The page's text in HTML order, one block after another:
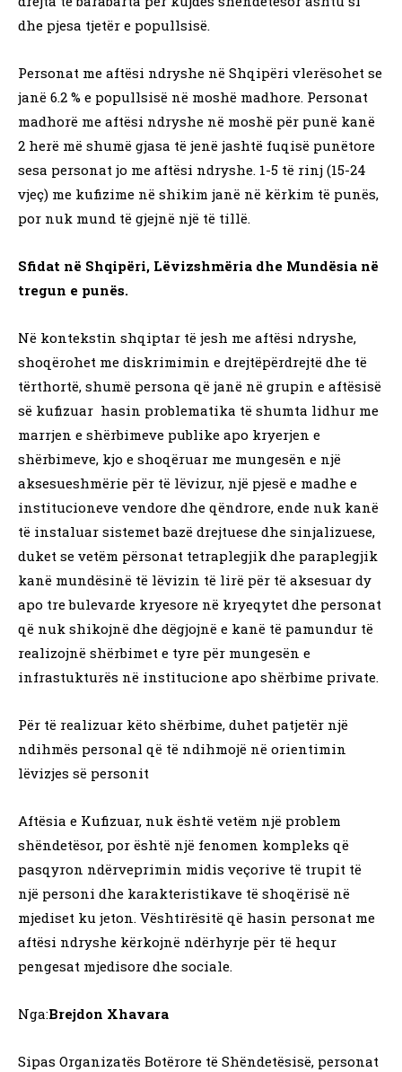
dhe pjesa tjetër e popullsisë.
Personat me aftësi ndryshe në Shqipëri vlerësohet se
janë 6.2 % e popullsisë në moshë madhore. Personat
madhorë me aftësi ndryshe në moshë për punë kanë
2 herë më shumë gjasa të jenë jashtë fuqisë punëtore
sesa personat jo me aftësi ndryshe. 1-5 të rinj (15-24
vjeç) me kufizime në shikim janë në kërkim të punës,
por nuk mund të gjejnë një të tillë.
Sfidat në Shqipëri, Lëvizshmëria dhe Mundësia në
tregun e punës.
Në kontekstin shqiptar të jesh me aftësi ndryshe,
shoqërohet me diskrimimin e drejtëpërdrejtë dhe të
tërthortë, shumë persona që janë në grupin e aftësisë
së kufizuar hasin problematika të shumta lidhur me
marrjen e shërbimeve publike apo kryerjen e
shërbimeve, kjo e shoqëruar me mungesën e një
aksesueshmërie për të lëvizur, një pjesë e madhe e
institucioneve vendore dhe qëndrore, ende nuk kanë
të instaluar sistemet bazë drejtuese dhe sinjalizuese,
duket se vetëm përsonat tetraplegjik dhe paraplegjik
kanë mundësinë të lëvizin të lirë për të aksesuar dy
apo tre bulevarde kryesore në kryeqytet dhe personat
që nuk shikojnë dhe dëgjojnë e kanë të pamundur të
realizojnë shërbimet e tyre për mungesën e
infrastukturës në institucione apo shërbime private.
Për të realizuar këto shërbime, duhet patjetër një
ndihmës personal që të ndihmojë në orientimin
lëvizjes së personit
Aftësia e Kufizuar, nuk është vetëm një problem
shëndetësor, por është një fenomen kompleks që
pasqyron ndërveprimin midis veçorive të trupit të
një personi dhe karakteristikave të shoqërisë në
mjediset ku jeton. Vështirësitë që hasin personat me
aftësi ndryshe kërkojnë ndërhyrje për të hequr
pengesat mjedisore dhe sociale.
Nga:Brejdon Xhavara
Sipas Organizatës Botërore të Shëndetësisë, personat